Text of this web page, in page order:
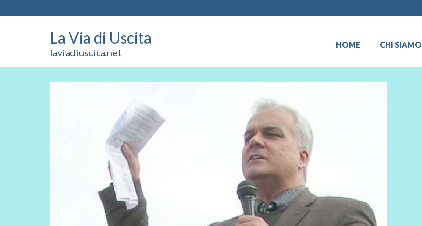
La Via di Uscita
laviadiuscita.net
HOME CHI SIAMO